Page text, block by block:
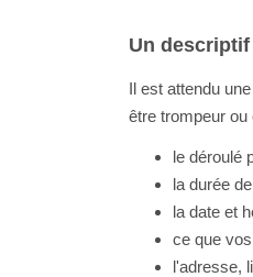
Un
Il est attendu
être trompeur
le déroulé
la durée
la date et
ce que
l'adresse,